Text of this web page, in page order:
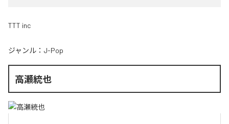
TTT inc
ジャンル： J-Pop
高瀬統也